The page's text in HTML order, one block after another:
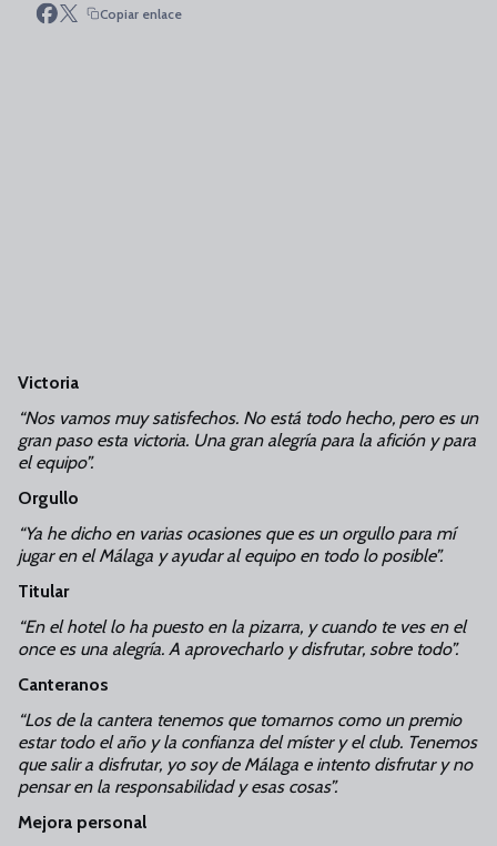
Copiar enlace
Victoria
“Nos vamos muy satisfechos. No está todo hecho, pero es un
gran paso esta victoria. Una gran alegría para la afición y para
el equipo”.
Orgullo
“Ya he dicho en varias ocasiones que es un orgullo para mí
jugar en el Málaga y ayudar al equipo en todo lo posible”.
Titular
“En el hotel lo ha puesto en la pizarra, y cuando te ves en el
once es una alegría. A aprovecharlo y disfrutar, sobre todo”.
Canteranos
“Los de la cantera tenemos que tomarnos como un premio
estar todo el año y la confianza del míster y el club. Tenemos
que salir a disfrutar, yo soy de Málaga e intento disfrutar y no
pensar en la responsabilidad y esas cosas”.
Mejora personal